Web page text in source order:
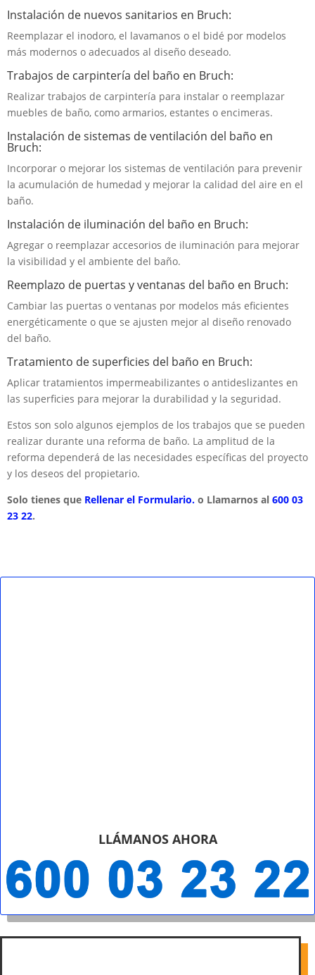
Instalación de nuevos sanitarios en Bruch:
Reemplazar el inodoro, el lavamanos o el bidé por modelos
más modernos o adecuados al diseño deseado.
Trabajos de carpintería del baño en Bruch:
Realizar trabajos de carpintería para instalar o reemplazar
muebles de baño, como armarios, estantes o encimeras.
Instalación de sistemas de ventilación del baño en
Bruch:
Incorporar o mejorar los sistemas de ventilación para prevenir
la acumulación de humedad y mejorar la calidad del aire en el
baño.
Instalación de iluminación del baño en Bruch:
Agregar o reemplazar accesorios de iluminación para mejorar
la visibilidad y el ambiente del baño.
Reemplazo de puertas y ventanas del baño en Bruch:
Cambiar las puertas o ventanas por modelos más eficientes
energéticamente o que se ajusten mejor al diseño renovado
del baño.
Tratamiento de superficies del baño en Bruch:
Aplicar tratamientos impermeabilizantes o antideslizantes en
las superficies para mejorar la durabilidad y la seguridad.
Estos son solo algunos ejemplos de los trabajos que se pueden
realizar durante una reforma de baño. La amplitud de la
reforma dependerá de las necesidades específicas del proyecto
y los deseos del propietario.
Solo tienes que Rellenar el Formulario. o Llamarnos al 600 03
23 22.
LLÁMANOS AHORA